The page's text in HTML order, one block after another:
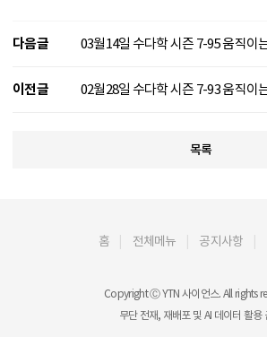
다음글 03월14일 수다학 시즌 7-95 움직이
이전글 02월28일 수다학 시즌 7-93 움직이
목록
홈 전체메뉴 공지사항
Copyright Ⓒ YTN 사이언스. All rights
무단 전재, 재배포 및 AI 데이터 활용